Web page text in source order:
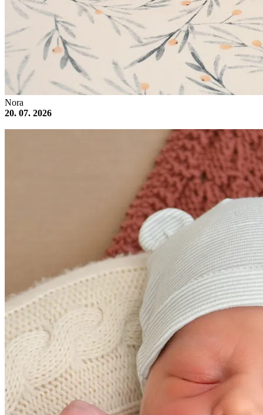
Nora
20. 07. 2026